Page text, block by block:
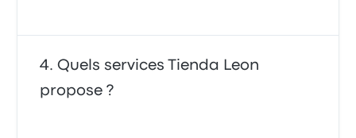
Quels services Tienda Leon
propose ?